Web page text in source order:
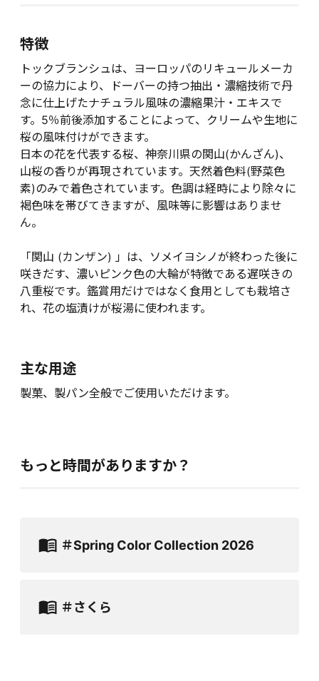
特徴
トックブランシュは、ヨーロッパのリキュールメーカ
ーの協力により、ドーバーの持つ抽出・濃縮技術で丹
念に仕上げたナチュラル風味の濃縮果汁・エキスで
す。5％前後添加することによって、クリームや生地に
桜の風味付けができます。
日本の花を代表する桜、神奈川県の関山(かんざん)、
山桜の香りが再現されています。天然着色料(野菜色
素)のみで着色されています。色調は経時により除々に
褐色味を帯びてきますが、風味等に影響はありませ
ん。
「関山 (カンザン) 」は、ソメイヨシノが終わった後に
咲きだす、濃いピンク色の大輪が特徴である遅咲きの
八重桜です。鑑賞用だけではなく食用としても栽培さ
れ、花の塩漬けが桜湯に使われます。
主な用途
製菓、製パン全般でご使用いただけます。
もっと時間がありますか？
＃Spring Color Collection 2026
＃さくら